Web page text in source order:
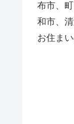
布市、
和市、
お住ま